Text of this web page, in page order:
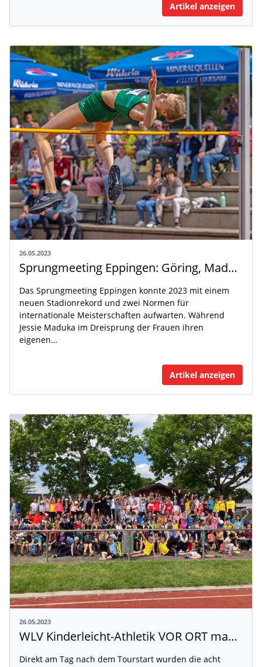
Artikel anzeigen
26.05.2023
Sprungmeeting Eppingen: Göring, Maduka und Heinzmann mit den Highlights
Das Sprungmeeting Eppingen konnte 2023 mit einem
neuen Stadionrekord und zwei Normen für
internationale Meisterschaften aufwarten. Während
Jessie Maduka im Dreisprung der Frauen ihren
eigenen…
Artikel anzeigen
26.05.2023
WLV Kinderleicht-Athletik VOR ORT machte Halt in Walddorfhäslach
Direkt am Tag nach dem Tourstart wurden die acht